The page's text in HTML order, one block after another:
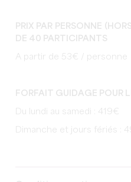
PRIX PAR PERSONNE
DE 40 PARTICIPANTS
A partir de 53€ / personne
FORFAIT GUIDAGE POUR
Du lundi au samedi : 419€
Dimanche et jours fériés :